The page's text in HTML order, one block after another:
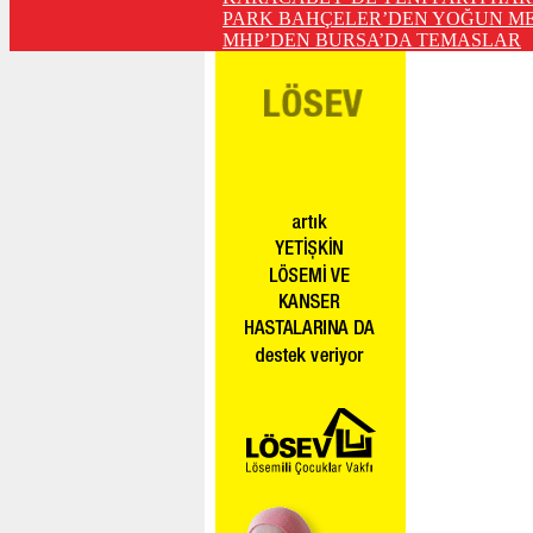
PARK BAHÇELER’DEN YOĞUN
MHP’DEN BURSA’DA TEMASLAR